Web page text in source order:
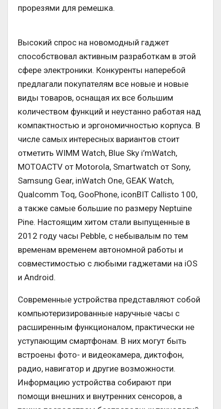
прорезями для ремешка.
Высокий спрос на новомодный гаджет
способствовал активным разработкам в этой
сфере электроники. Конкуренты наперебой
предлагали покупателям все новые и новые
виды товаров, оснащая их все большим
количеством функций и неустанно работая над
компактностью и эргономичностью корпуса. В
числе самых интересных вариантов стоит
отметить WIMM Watch, Blue Sky i’mWatch,
MOTOACTV от Motorola, Smartwatch от Sony,
Samsung Gear, inWatch One, GEAK Watch,
Qualcomm Toq, GooPhone, iconBIT Callisto 100,
а также самые большие по размеру Neptuine
Pine. Настоящим хитом стали выпущенные в
2012 году часы Pebble, с небывалым по тем
временам временем автономной работы и
совместимостью с любыми гаджетами на iOS
и Android.
Современные устройства представляют собой
компьютеризированные наручные часы с
расширенным функционалом, практически не
уступающим смартфонам. В них могут быть
встроены фото- и видеокамера, диктофон,
радио, навигатор и другие возможности.
Информацию устройства собирают при
помощи внешних и внутренних сенсоров, а